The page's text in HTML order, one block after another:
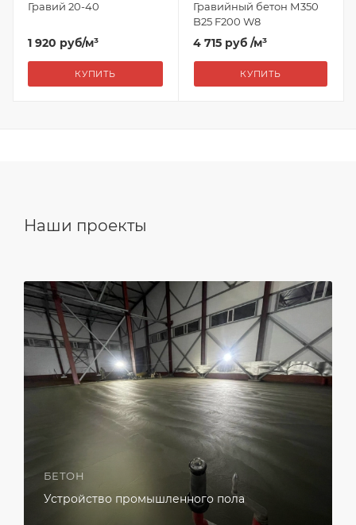
Гравий 20-40
1 920 руб/м³
КУПИТЬ
Гравийный бетон М350
B25 F200 W8
4 715 руб /м³
КУПИТЬ
Наши проекты
БЕТОН
Устройство промышленного пола